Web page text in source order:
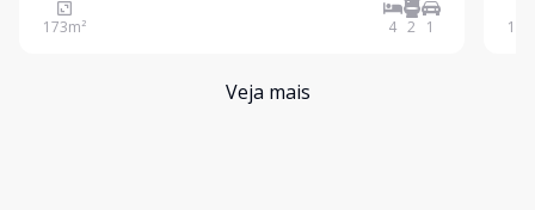
Bela Vista. Com 173 m² de área privativa, o imóvel
oferece excelente distribuição dos ambientes, ótima
173m² 4 2 1 134
Veja mais